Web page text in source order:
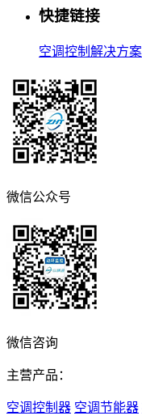
快捷链接
空调控制解决方案
微信公众号
微信咨询
主营产品：
空调控制器 空调节能器